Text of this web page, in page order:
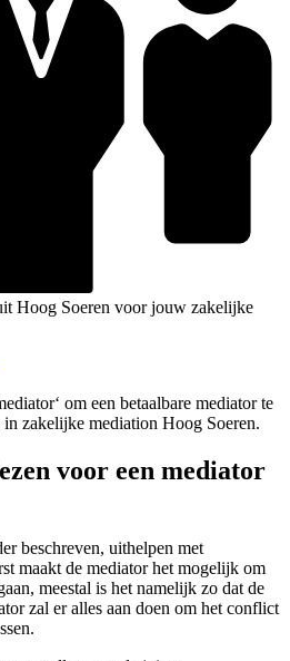
Hoog Soeren voor jouw zakelijke
om een betaalbare mediator te
zakelijke mediation Hoog Soeren.
voor een mediator
beschreven, uithelpen met
maakt de mediator het mogelijk om
meestal is het namelijk zo dat de
zal er alles aan doen om het conflict